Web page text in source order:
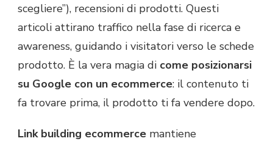
scegliere”), recensioni di prodotti. Questi
articoli attirano traffico nella fase di ricerca e
awareness, guidando i visitatori verso le schede
prodotto. È la vera magia di come posizionarsi
su Google con un ecommerce: il contenuto ti
fa trovare prima, il prodotto ti fa vendere dopo.
Link building ecommerce mantiene